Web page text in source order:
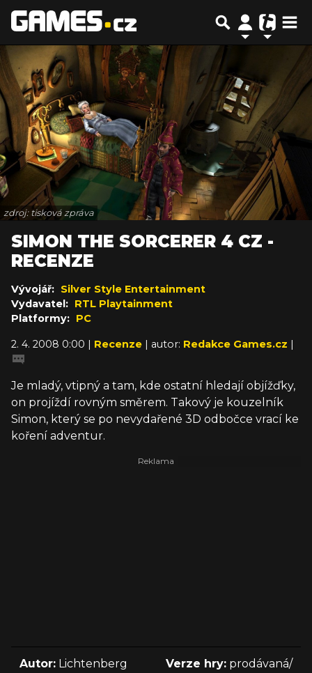
zdroj: tisková zpráva
SIMON THE SORCERER 4 CZ -
RECENZE
Vývojář: Silver Style Entertainment
Vydavatel: RTL Playtainment
Platformy: PC
2. 4. 2008 0:00 | Recenze | autor: Redakce Games.cz |
Je mladý, vtipný a tam, kde ostatní hledají objížďky,
on projíždí rovným směrem. Takový je kouzelník
Simon, který se po nevydařené 3D odbočce vrací ke
koření adventur.
Autor: Lichtenberg
Verze hry: prodávaná/